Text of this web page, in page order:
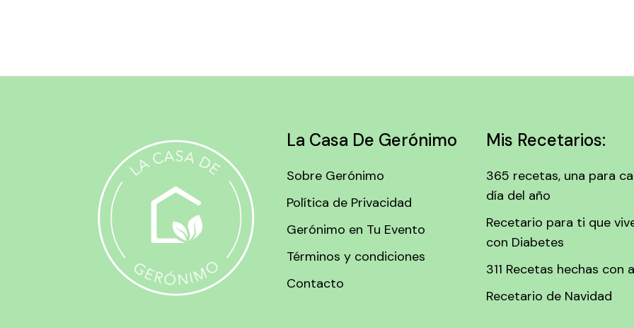
La Casa De Gerónimo
Sobre Gerónimo
Política de Privacidad
Gerónimo en Tu Evento
Términos y condiciones
Contacto
Mis Recetarios:
365 recetas, una para
día del año
Recetario para ti que
con Diabetes
311 Recetas hechas con
Recetario de Navidad